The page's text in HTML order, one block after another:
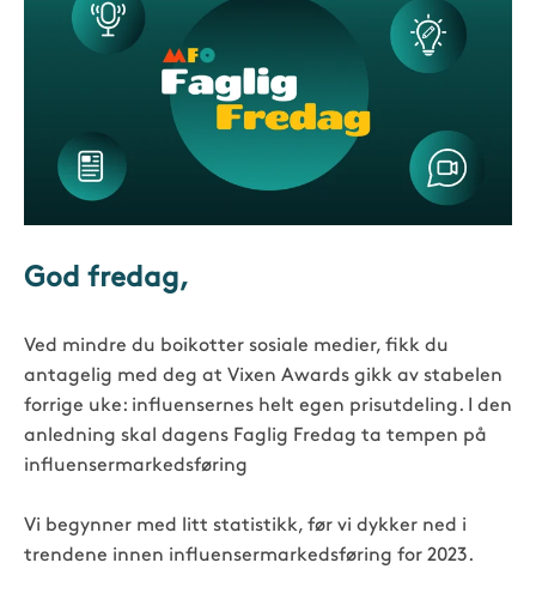
God fredag,
Ved mindre du boikotter sosiale medier, fikk du
antagelig med deg at Vixen Awards gikk av stabelen
forrige uke: influensernes helt egen prisutdeling. I den
anledning skal dagens Faglig Fredag ta tempen på
influensermarkedsføring
Vi begynner med litt statistikk, før vi dykker ned i
trendene innen influensermarkedsføring for 2023.